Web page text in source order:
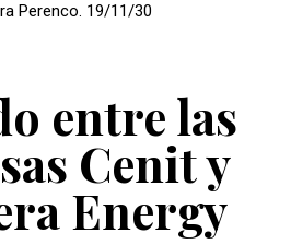
Perenco. 19/11/30
entre las
Cenit y
Energy